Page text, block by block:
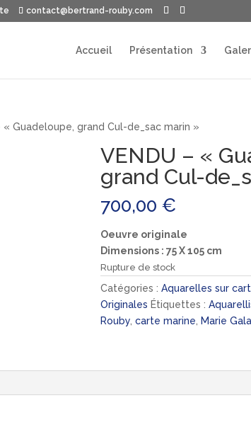
contact@bertrand-rouby.com
Accueil Présentation
« Guadeloupe, grand Cul-de_sac marin »
VENDU – «
grand Cul-
700,00€
Oeuvre originale
Dimensions : 75 X 105 cm
Rupture de stock
Catégories :Aquarelles sur
Originales Étiquettes :
Rouby ,carte marine Marie